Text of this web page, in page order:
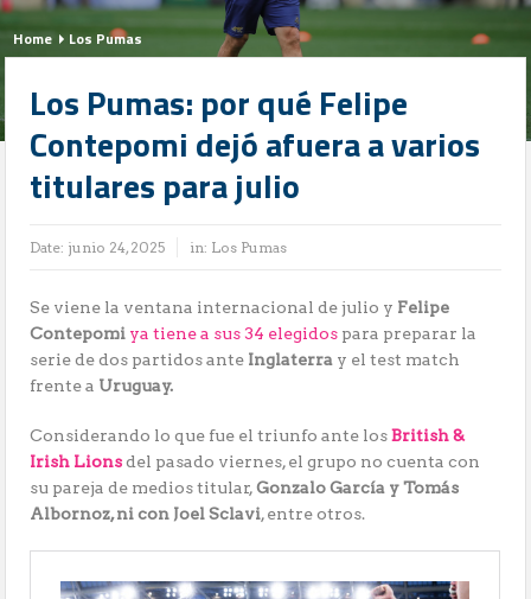
Home Los Pumas
Los Pumas: por qué Felipe
Contepomi dejó afuera a varios
titulares para julio
Date: junio 24, 2025 in: Los Pumas
Se viene la ventana internacional de julio y Felipe
Contepomi ya tiene a sus 34 elegidos para preparar la
serie de dos partidos ante Inglaterra y el test match
frente a Uruguay.
Considerando lo que fue el triunfo ante losBritish &
Irish Lions del pasado viernes, el grupo no cuenta con
su pareja de medios titular,Gonzalo García y Tomás
Albornoz, ni con Joel Sclavi, entre otros.